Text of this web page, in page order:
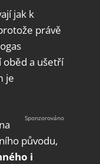
jak k
právě
oběd a ušetří
je
původu,
i